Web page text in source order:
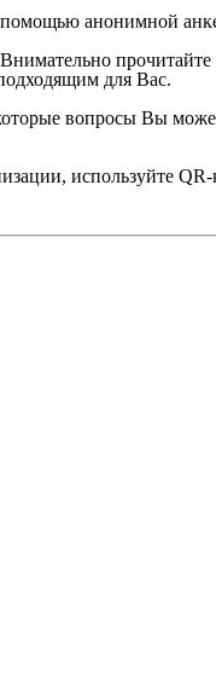
помощью анонимной
для Вас.
вопросы Вы
используйте